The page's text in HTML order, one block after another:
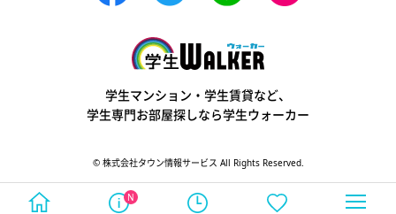
学生マンション・学生賃貸など、
学生専門お部屋探しなら学生ウォーカー
© 株式会社タウン情報サービス All Rights Reserved.